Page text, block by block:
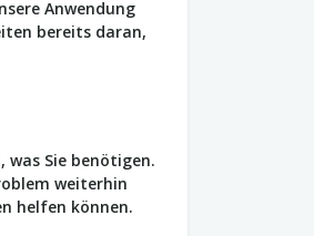
Anwendung
bereits daran,
was Sie benötigen.
weiterhin
helfen können.